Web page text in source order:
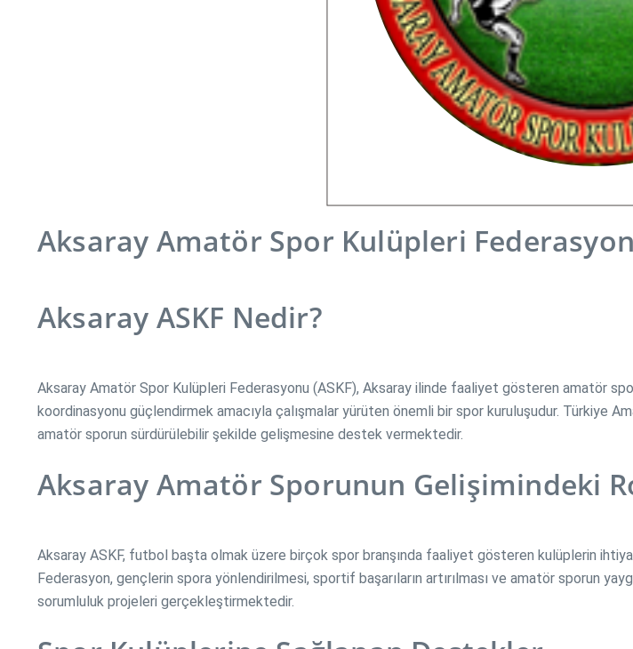
Aksaray Amatör Spor Kulüpleri
Aksaray ASKF Nedir?
Aksaray Amatör Spor Kulüpleri Federasyonu (ASKF), Aksaray ilinde faaliyet gösteren amatör
koordinasyonu güçlendirmek amacıyla çalışmalar yürüten önemli bir spor kuruluşudur. Türkiye
amatör sporun sürdürülebilir şekilde gelişmesine destek vermektedir.
Aksaray Amatör Sporunun Gelişimindeki
Aksaray ASKF, futbol başta olmak üzere birçok spor branşında faaliyet gösteren kulüplerin
Federasyon, gençlerin spora yönlendirilmesi, sportif başarıların artırılması ve amatör sporun
sorumluluk projeleri gerçekleştirmektedir.